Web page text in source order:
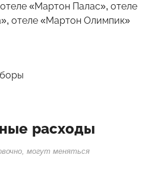
«Мартон Палас», отеле
отеле «Мартон Олимпик»
расходы
могут меняться